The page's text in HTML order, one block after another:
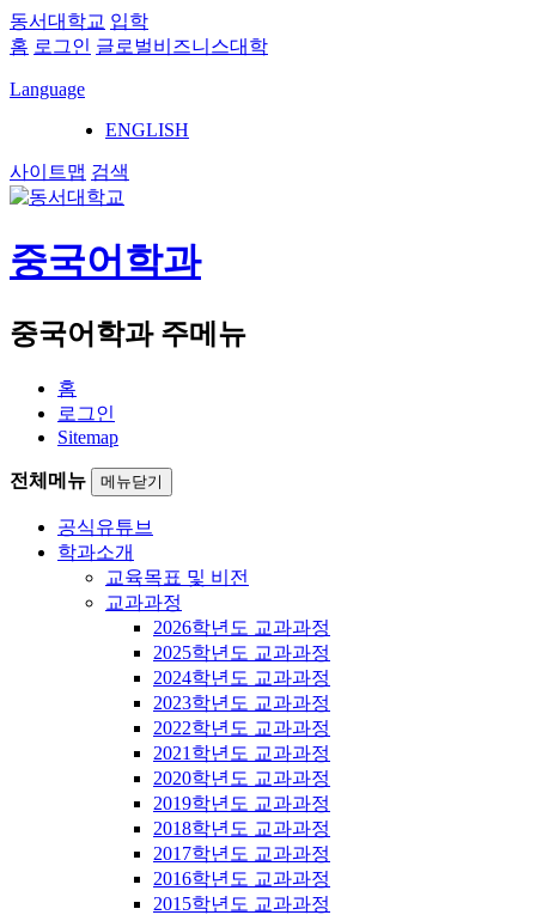
동서대학교 입학
홈 로그인 글로벌비즈니스대학
Language
ENGLISH
사이트맵 검색
중국어학과
중국어학과 주메뉴
홈
로그인
Sitemap
전체메뉴 메뉴닫기
공식유튜브
학과소개
교육목표 및 비전
교과과정
2026학년도 교과과정
2025학년도 교과과정
2024학년도 교과과정
2023학년도 교과과정
2022학년도 교과과정
2021학년도 교과과정
2020학년도 교과과정
2019학년도 교과과정
2018학년도 교과과정
2017학년도 교과과정
2016학년도 교과과정
2015학년도 교과과정